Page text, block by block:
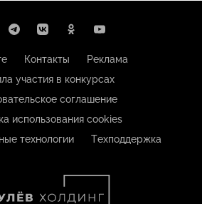
Контакты
Реклама
участия в конкурсах
соглашение
использования cookies
технологии
Техподдержка